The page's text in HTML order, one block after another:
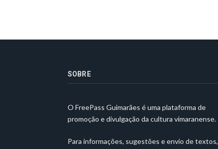
SOBRE
O FreePass Guimarães é uma plataforma de
promoção e divulgação da cultura vimaranense.
Para informações, sugestões e envio de textos,